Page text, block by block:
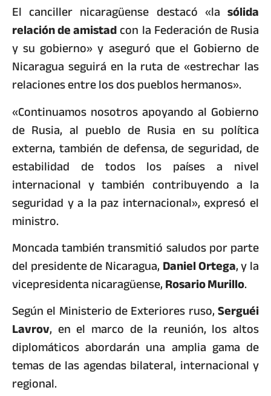
El canciller nicaragüense destacó «la sólida
relación de amistadcon la Federación de Rusia
y su gobierno» y aseguró que el Gobierno de
Nicaragua seguirá en la ruta de «estrechar las
relaciones entre los dos pueblos hermanos».
«Continuamos nosotros apoyando al Gobierno
de Rusia, al pueblo de Rusia en su política
externa, también de defensa, de seguridad, de
estabilidad de todos los países a nivel
internacional y también contribuyendo a la
seguridad y a la paz internacional», expresó el
ministro.
Moncada también transmitió saludos por parte
del presidente de Nicaragua,Daniel Ortega, y la
vicepresidenta nicaragüense,Rosario Murillo.
Según el Ministerio de Exteriores ruso,Serguéi
Lavrov, en el marco de la reunión, los altos
diplomáticos abordarán una amplia gama de
temas de las agendas bilateral, internacional y
regional.